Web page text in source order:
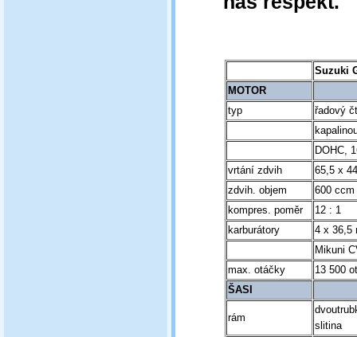
Suzuki
MOTOR
typ
řadový
DOHC,
vrtání zdvih
65,5 x
zdvih. objem
600 ccm
kompres. poměr
12 : 1
karburátory
4 x 36,5
Mikuni
max. otáčky
13 500
ŠASI
rám
slitina